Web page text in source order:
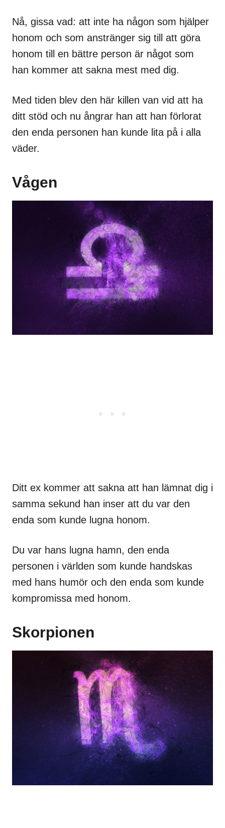
Nå, gissa vad: att inte ha någon som hjälper
honom och som anstränger sig till att göra
honom till en bättre person är något som
han kommer att sakna mest med dig.
Med tiden blev den här killen van vid att ha
ditt stöd och nu ångrar han att han förlorat
den enda personen han kunde lita på i alla
väder.
Vågen
Ditt ex kommer att sakna att han lämnat dig i
samma sekund han inser att du var den
enda som kunde lugna honom.
Du var hans lugna hamn, den enda
personen i världen som kunde handskas
med hans humör och den enda som kunde
kompromissa med honom.
Skorpionen